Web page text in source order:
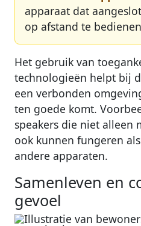
apparaat dat
op afstand te
Het gebruik van
technologieën helpt bij
een verbonden
ten goede komt.
speakers die niet alleen
ook kunnen fungeren
andere apparaten.
Samenleven en
gevoel